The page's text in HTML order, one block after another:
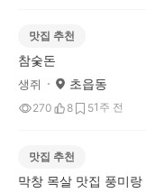
맛집 추천
참숯돈
생쥐 초읍동
270 8 51주 전
맛집 추천
막창 목살 맛집 풍미랑